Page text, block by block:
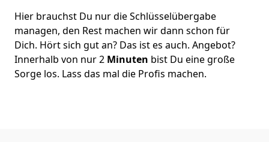
Hier brauchst Du nur die Schlüsselübergabe
managen, den Rest machen wir dann schon für
Dich. Hört sich gut an? Das ist es auch. Angebot?
Innerhalb von nur 2 Minuten bist Du eine große
Sorge los. Lass das mal die Profis machen.